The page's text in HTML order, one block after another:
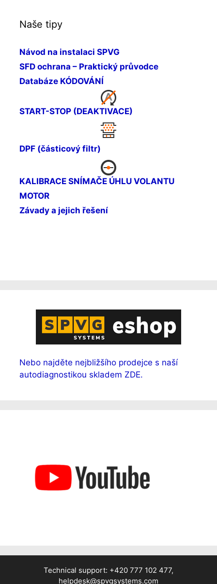
Naše tipy
Návod na instalaci SPVG
SFD ochrana – Praktický průvodce
Databáze KÓDOVÁNÍ
START-STOP (DEAKTIVACE)
DPF (částicový filtr)
KALIBRACE SNÍMAČE ÚHLU VOLANTU
MOTOR
Závady a jejich řešení
Nebo najděte nejbližšího prodejce s naší
autodiagnostikou skladem ZDE.
Technical support: +420 777 102 477,
helpdesk@spvgsystems.com